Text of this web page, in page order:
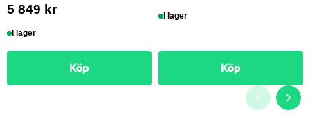
5 849 kr
I lager
Köp
I lager
Köp